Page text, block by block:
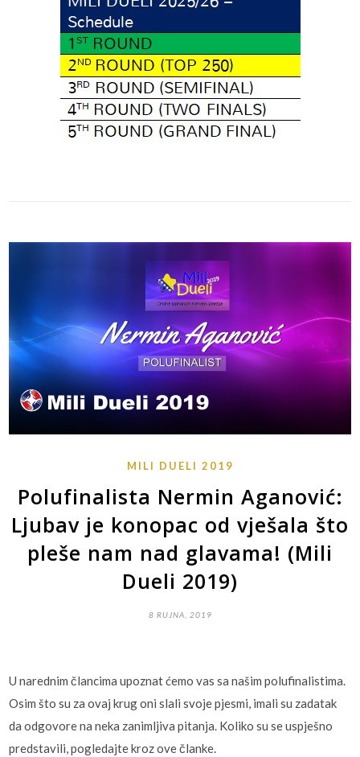
MILI DUELI 2019
Polufinalista Nermin Aganović:
Ljubav je konopac od vješala što
pleše nam nad glavama! (Mili
Dueli 2019)
8 RUJNA, 2019
U narednim člancima upoznat ćemo vas sa našim polufinalistima.
Osim što su za ovaj krug oni slali svoje pjesmi, imali su zadatak
da odgovore na neka zanimljiva pitanja. Koliko su se uspješno
predstavili, pogledajte kroz ove članke.